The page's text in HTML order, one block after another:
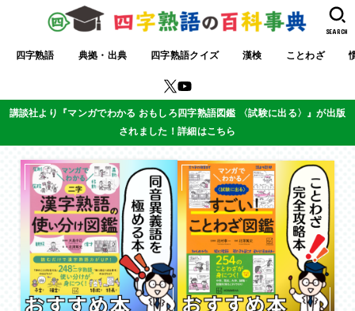
四字熟語 典拠・出典 四字熟語クイズ 漢検 ことわざ
SEARCH
講談社より『マンガでわかる おもしろ四字熟語図鑑 〈試験に出る〉』が出版
されました！詳細はこちら